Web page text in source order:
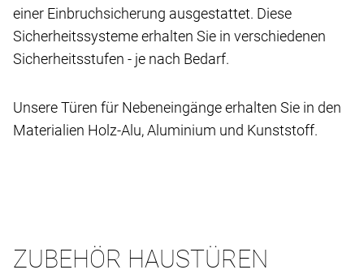
einer Einbruchsicherung ausgestattet. Diese
Sicherheitssysteme erhalten Sie in verschiedenen
Sicherheitsstufen - je nach Bedarf.
Unsere Türen für Nebeneingänge erhalten Sie in den
Materialien Holz-Alu, Aluminium und Kunststoff.
ZUBEHÖR HAUSTÜREN